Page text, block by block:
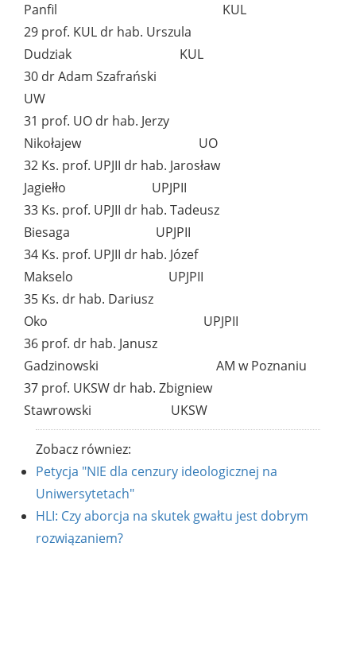
Panfil KUL
29 prof. KUL dr hab. Urszula
Dudziak KUL
30 dr Adam Szafrański
UW
31 prof. UO dr hab. Jerzy
Nikołajew UO
32 Ks. prof. UPJII dr hab. Jarosław
Jagiełło UPJPII
33 Ks. prof. UPJII dr hab. Tadeusz
Biesaga UPJPII
34 Ks. prof. UPJII dr hab. Józef
Makselo UPJPII
35 Ks. dr hab. Dariusz
Oko UPJPII
36 prof. dr hab. Janusz
Gadzinowski AM w Poznaniu
37 prof. UKSW dr hab. Zbigniew
Stawrowski UKSW
Zobacz równiez:
Petycja "NIE dla cenzury ideologicznej na
Uniwersytetach"
HLI: Czy aborcja na skutek gwałtu jest dobrym
rozwiązaniem?